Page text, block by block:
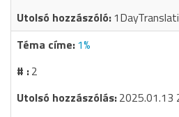
1%
2
2025.01.13